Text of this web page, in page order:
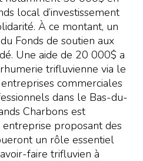
local d’investissement
À ce montant, un
Fonds de soutien aux
Une aide de 20 000$ a
trifluvienne via le
commerciales
dans le Bas-du-
Charbons est
entreprise proposant des
un rôle essentiel
faire trifluvien à